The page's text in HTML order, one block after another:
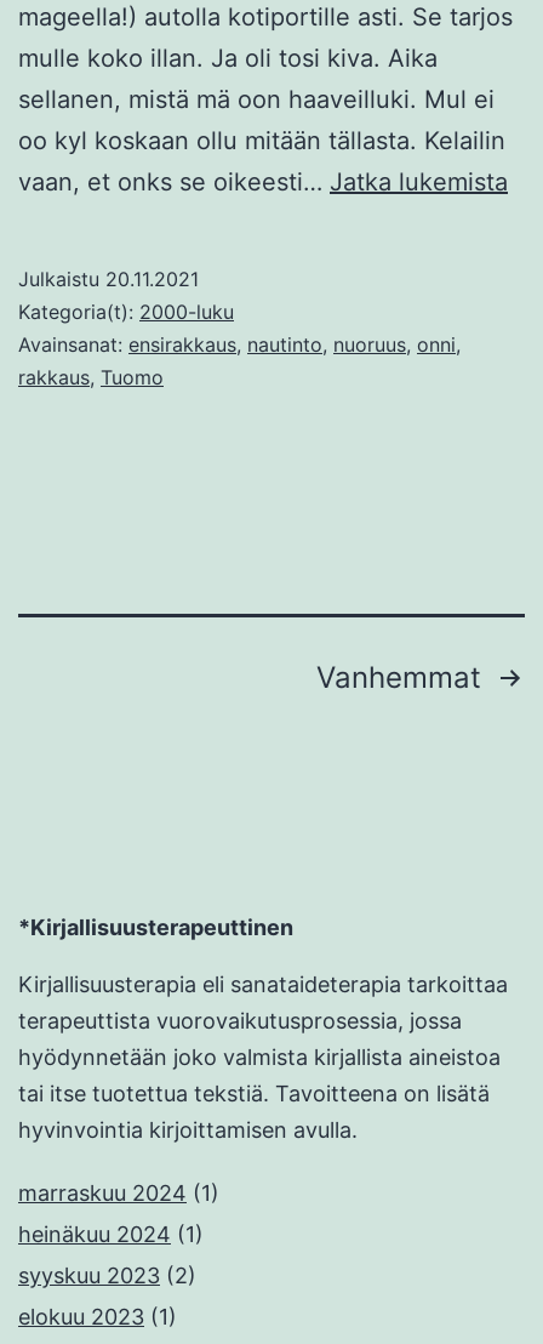
mageella!) autolla kotiportille asti. Se tarjos
mulle koko illan. Ja oli tosi kiva. Aika
sellanen, mistä mä oon haaveilluki. Mul ei
oo kyl koskaan ollu mitään tällasta. Kelailin
vaan, et onks se oikeesti… Jatka lukemista
Julkaistu 20.11.2021
Kategoria(t): 2000-luku
Avainsanat: ensirakkaus, nautinto, nuoruus, onni,
rakkaus, Tuomo
Vanhemmat
*Kirjallisuusterapeuttinen
Kirjallisuusterapia eli sanataideterapia tarkoittaa
terapeuttista vuorovaikutusprosessia, jossa
hyödynnetään joko valmista kirjallista aineistoa
tai itse tuotettua tekstiä. Tavoitteena on lisätä
hyvinvointia kirjoittamisen avulla.
marraskuu 2024 (1)
heinäkuu 2024 (1)
syyskuu 2023 (2)
elokuu 2023 (1)